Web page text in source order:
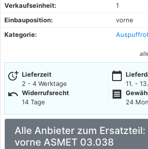
Verkaufseinheit:
1
Einbauposition:
vorne
Kategorie:
more_time Lieferzeit
2 - 4 Werktage
calendar_today
11. -
undo Widerrufsrecht
14 Tage
receipt
24
Alle Anbieter zum
vorne ASMET 03.038